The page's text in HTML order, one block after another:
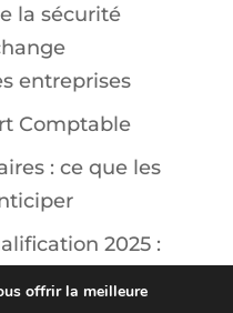
la sécurité
entreprises
Comptable
: ce que les
2025 :
offrir la meilleure